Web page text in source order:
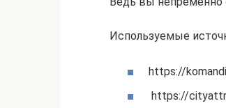
Используемые
https://
https://